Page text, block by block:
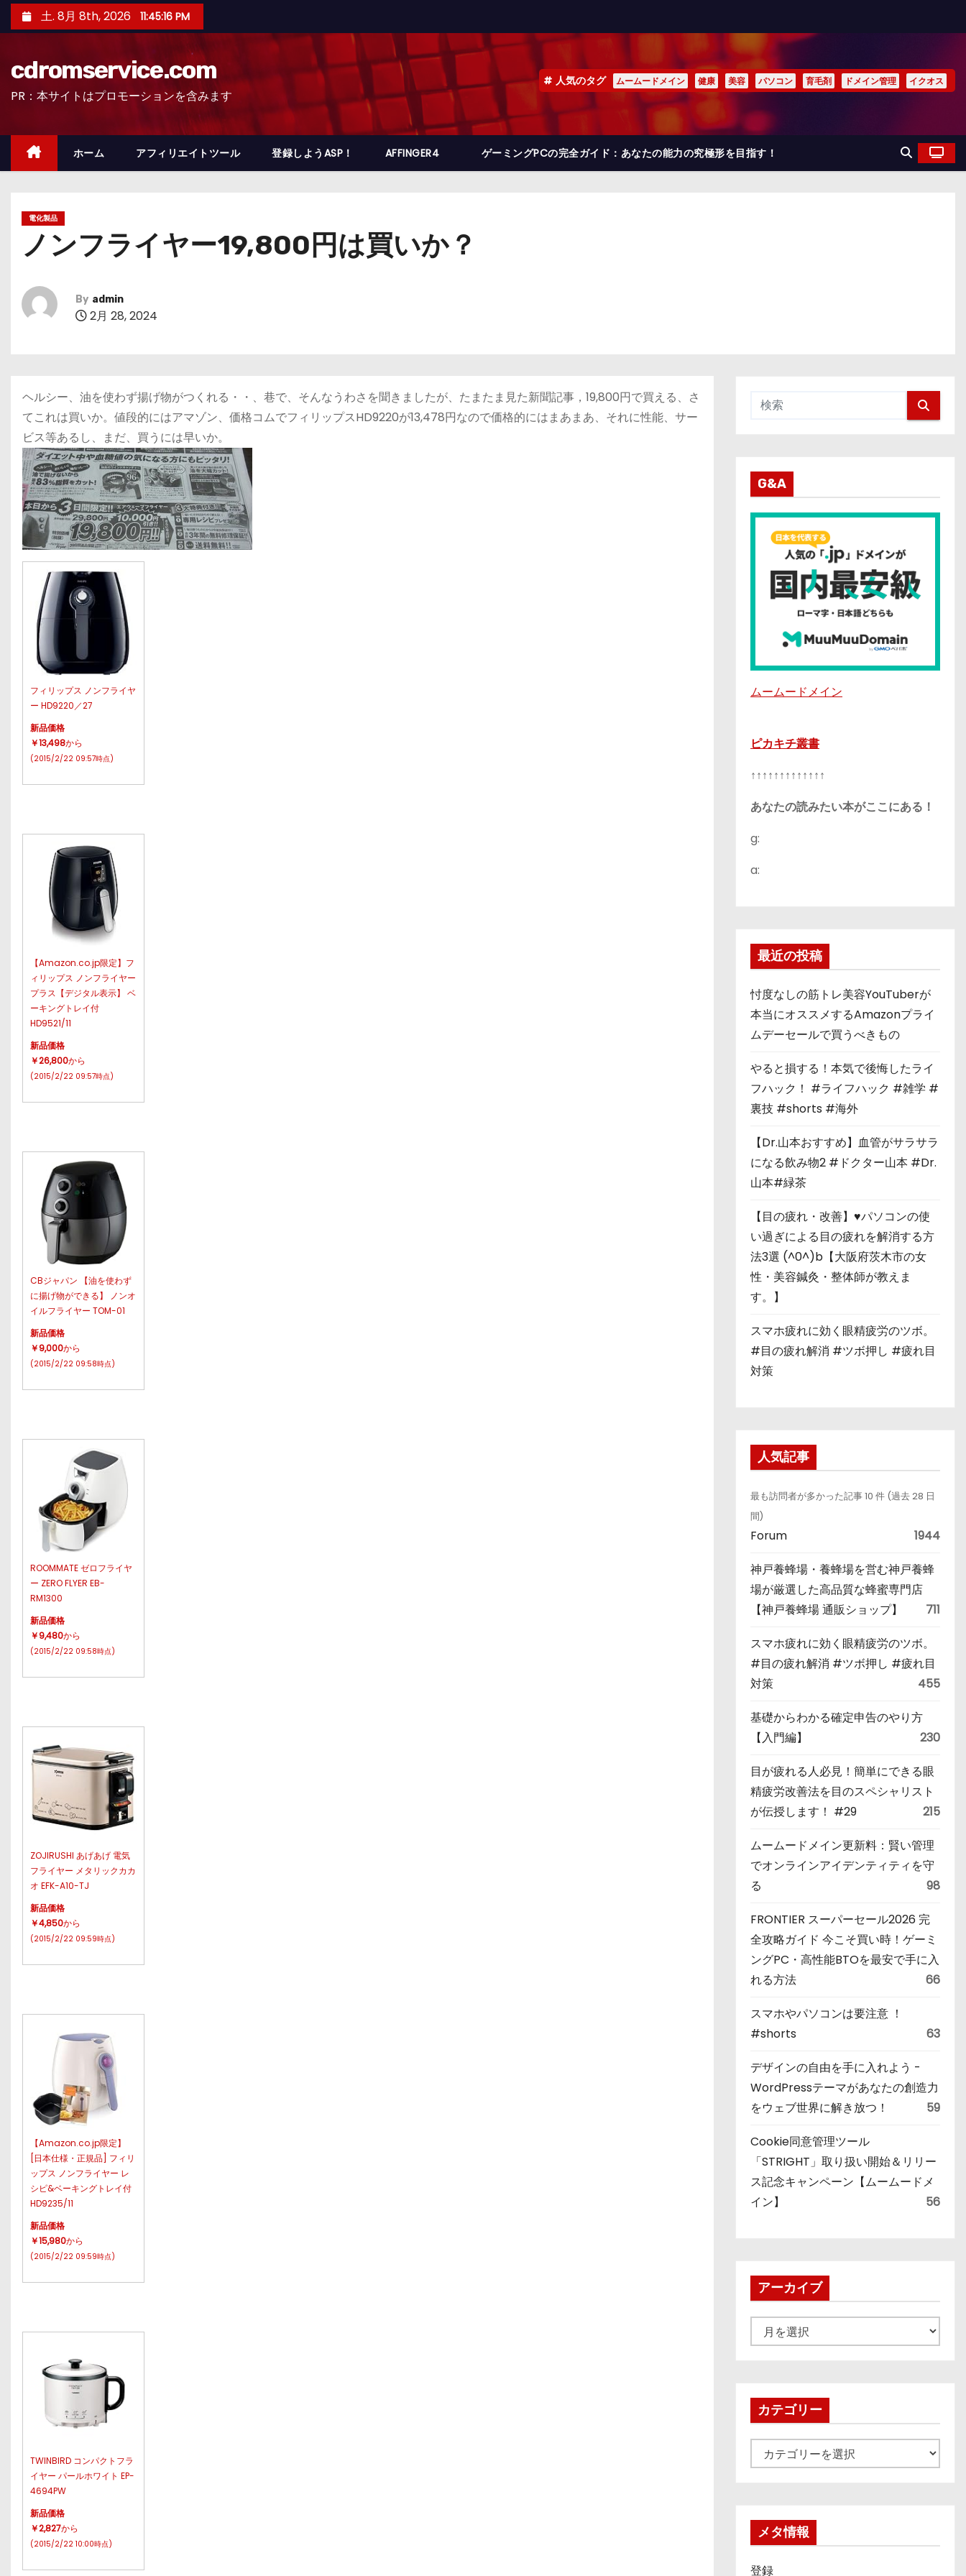
ン
ッ
土. 8月 8th, 2026 11:45:17 PM
cdromservice.com
PR：本サイトはプロモーションを含みます
人気のタグ ムームードメイン 健康 美容 パソコン 育毛剤 ドメイン管理 イクオス
ホーム アフィリエイトツール 登録しようASP！ AFFINGER4 ゲーミングPCの完全ガイド：あなたの能力の究極形を目指す！
電化製品
ノンフライヤー19,800円は買いか？
By admin
2月 28, 2024
ヘルシー、油を使わず揚げ物がつくれる・・、巷で、そんなうわさを聞きましたが、たまたま見た新聞記事，19,800円で買える、さ
てこれは買いか。値段的にはアマゾン、価格コムでフィリップスHD9220が13,478円なので価格的にはまあまあ、それに性能、サー
ビス等あるし、まだ、買うには早いか。
フィリップス ノンフライヤ
ー HD9220／27
新品価格
￥13,498から
(2015/2/22 09:57時点)
【Amazon.co.jp限定】フ
ィリップス ノンフライヤー
プラス【デジタル表示】 ベ
ーキングトレイ付
HD9521/11
新品価格
￥26,800から
(2015/2/22 09:57時点)
CBジャパン 【油を使わず
に揚げ物ができる】 ノンオ
イルフライヤー TOM-01
新品価格
￥9,000から
(2015/2/22 09:58時点)
ROOMMATE ゼロフライヤ
ー ZERO FLYER EB-
RM1300
新品価格
￥9,480から
(2015/2/22 09:58時点)
ZOJIRUSHI あげあげ 電気
フライヤー メタリックカカ
オ EFK-A10-TJ
新品価格
￥4,850から
(2015/2/22 09:59時点)
【Amazon.co.jp限定】
[日本仕様・正規品] フィリ
ップス ノンフライヤー レ
シピ&ベーキングトレイ付
HD9235/11
新品価格
￥15,980から
(2015/2/22 09:59時点)
TWINBIRD コンパクトフラ
イヤー パールホワイト EP-
4694PW
新品価格
￥2,827から
(2015/2/22 10:00時点)
G&A
ムームードメイン
ピカキチ叢書
↑↑↑↑↑↑↑↑↑↑↑↑↑
あなたの読みたい本がここにある！
g:
a:
最近の投稿
忖度なしの筋トレ美容YouTuberが
本当にオススメするAmazonプライ
ムデーセールで買うべきもの
やると損する！本気で後悔したライ
フハック！ #ライフハック #雑学 #
裏技 #shorts #海外
【Dr.山本おすすめ】血管がサラサラ
になる飲み物2 #ドクター山本 #Dr.
山本#緑茶
【目の疲れ・改善】♥パソコンの使
い過ぎによる目の疲れを解消する方
法3選 (^0^)b【大阪府茨木市の女
性・美容鍼灸・整体師が教えま
す。】
スマホ疲れに効く眼精疲労のツボ。
#目の疲れ解消 #ツボ押し #疲れ目
対策
人気記事
最も訪問者が多かった記事 10 件 (過去 28 日
間)
Forum 1944
神戸養蜂場・養蜂場を営む神戸養蜂
場が厳選した高品質な蜂蜜専門店
【神戸養蜂場 通販ショップ】
711
スマホ疲れに効く眼精疲労のツボ。
#目の疲れ解消 #ツボ押し #疲れ目
対策
455
基礎からわかる確定申告のやり方
【入門編】
230
目が疲れる人必見！簡単にできる眼
精疲労改善法を目のスペシャリスト
が伝授します！ #29
215
ムームードメイン更新料：賢い管理
でオンラインアイデンティティを守
る
98
FRONTIER スーパーセール2026 完
全攻略ガイド 今こそ買い時！ゲーミ
ングPC・高性能BTOを最安で手に入
れる方法
66
スマホやパソコンは要注意 ！
#shorts
63
デザインの自由を手に入れよう -
WordPressテーマがあなたの創造力
をウェブ世界に解き放つ！
59
Cookie同意管理ツール
「STRIGHT」取り扱い開始＆リリー
ス記念キャンペーン【ムームードメ
イン】
56
アーカイブ
ー
ブカテゴリー
テ
メタ情報
登録